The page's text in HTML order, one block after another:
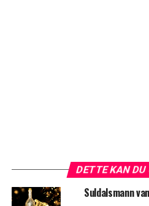
DETTE KAN DU
Suldalsmann